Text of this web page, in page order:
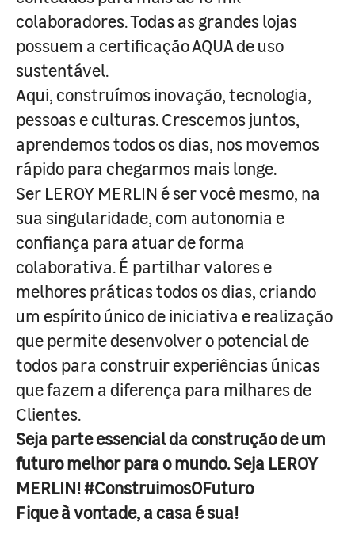
colaboradores. Todas as grandes lojas
possuem a certificação AQUA de uso
sustentável.
Aqui, construímos inovação, tecnologia,
pessoas e culturas. Crescemos juntos,
aprendemos todos os dias, nos movemos
rápido para chegarmos mais longe.
Ser LEROY MERLIN é ser você mesmo, na
sua singularidade, com autonomia e
confiança para atuar de forma
colaborativa. É partilhar valores e
melhores práticas todos os dias, criando
um espírito único de iniciativa e realização
que permite desenvolver o potencial de
todos para construir experiências únicas
que fazem a diferença para milhares de
Clientes.
Seja parte essencial da construção de um
futuro melhor para o mundo. Seja LEROY
MERLIN! #ConstruimosOFuturo
Fique à vontade, a casa é sua!